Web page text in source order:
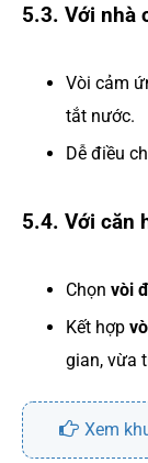
5.3. Với nhà
Vòi cảm
tắt nước.
Dễ điều
5.4. Với căn
Chọn vòi
Kết hợp
gian, vừa
Xem